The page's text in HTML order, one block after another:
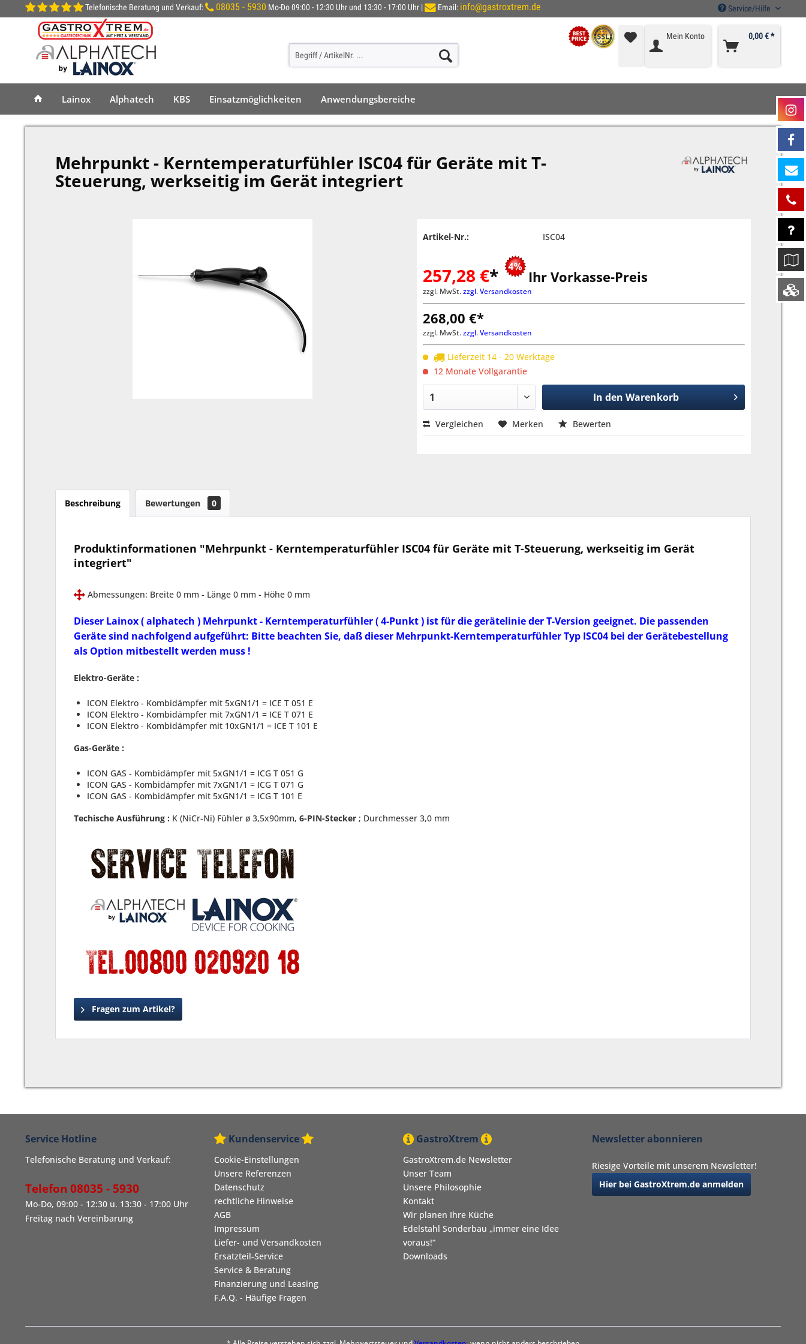
Telefonische Beratung und Verkauf: 08035 - 5930 Mo-Do 09:00 - 12:30 Uhr und 13:30 - 17:00 Uhr | Email: info@gastroxtrem.de Service/Hilfe
Mein Konto 0,00 € *
Lainox Alphatech KBS Einsatzmöglichkeiten Anwendungsbereiche
Mehrpunkt - Kerntemperaturfühler ISC04 für Geräte mit T-
Steuerung, werkseitig im Gerät integriert
Artikel-Nr.: ISC04
257,28 €* Ihr Vorkasse-Preis
zzgl. MwSt.zzgl. Versandkosten
268,00 €*
zzgl. MwSt.zzgl. Versandkosten
Lieferzeit 14 - 20 Werktage
12 Monate Vollgarantie
In den Warenkorb
Vergleichen Merken Bewerten
Beschreibung Bewertungen 0
Produktinformationen "Mehrpunkt - Kerntemperaturfühler ISC04 für Geräte mit T-Steuerung, werkseitig im Gerät
integriert"
Abmessungen: Breite 0 mm - Länge 0 mm - Höhe 0 mm
Dieser Lainox ( alphatech ) Mehrpunkt - Kerntemperaturfühler ( 4-Punkt ) ist für die gerätelinie der T-Version geeignet. Die passenden
Geräte sind nachfolgend aufgeführt: Bitte beachten Sie, daß dieser Mehrpunkt-Kerntemperaturfühler Typ ISC04 bei der Gerätebestellung
als Option mitbestellt werden muss !
Elektro-Geräte :
ICON Elektro - Kombidämpfer mit 5xGN1/1 = ICE T 051 E
ICON Elektro - Kombidämpfer mit 7xGN1/1 = ICE T 071 E
ICON Elektro - Kombidämpfer mit 10xGN1/1 = ICE T 101 E
Gas-Geräte :
ICON GAS - Kombidämpfer mit 5xGN1/1 = ICG T 051 G
ICON GAS - Kombidämpfer mit 7xGN1/1 = ICG T 071 G
ICON GAS - Kombidämpfer mit 5xGN1/1 = ICG T 101 E
Techische Ausführung : K (NiCr-Ni) Fühler ø 3,5x90mm, 6-PIN-Stecker ; Durchmesser 3,0 mm
Fragen zum Artikel?
Service Hotline
Telefonische Beratung und Verkauf:
Telefon 08035 - 5930
Mo-Do, 09:00 - 12:30 u. 13:30 - 17:00 Uhr
Freitag nach Vereinbarung
Kundenservice
Cookie-Einstellungen
Unsere Referenzen
Datenschutz
rechtliche Hinweise
AGB
Impressum
Liefer- und Versandkosten
Ersatzteil-Service
Service & Beratung
Finanzierung und Leasing
F.A.Q. - Häufige Fragen
GastroXtrem
GastroXtrem.de Newsletter
Unser Team
Unsere Philosophie
Kontakt
Wir planen Ihre Küche
Edelstahl Sonderbau „immer eine Idee
voraus!“
Downloads
Newsletter abonnieren
Riesige Vorteile mit unserem Newsletter!
Hier bei GastroXtrem.de anmelden